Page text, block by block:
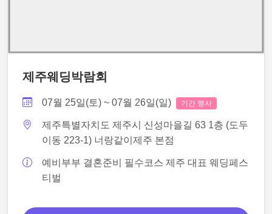
제주웨딩박람회
07월 25일(토) ~ 07월 26일(일) 기간 행사
제주특별자치도 제주시 신성마을길 63 1층 (도두
이동 223-1) 너랑같이제주 본점
예비부부 결혼준비 필수코스 제주 대표 웨딩페스
티벌